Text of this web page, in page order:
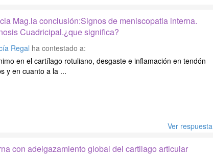
Mag.la conclusión:Signos de meniscopatia interna.
Cuadricipal.¿que significa?
Regal ha contestado a:
en el cartílago rotuliano, desgaste e inflamación en tendón
y en cuanto a la ...
Ver respuesta
con adelgazamiento global del cartilago articular